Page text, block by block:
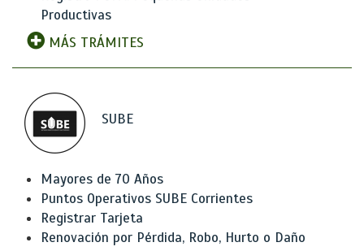
Productivas
MÁS TRÁMITES
SUBE
Mayores de 70 Años
Puntos Operativos SUBE Corrientes
Registrar Tarjeta
Renovación por Pérdida, Robo, Hurto o Daño